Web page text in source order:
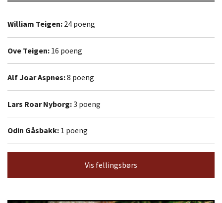
William Teigen: 24 poeng
Ove Teigen: 16 poeng
Alf Joar Aspnes:8 poeng
Lars Roar Nyborg:3 poeng
Odin Gåsbakk: 1 poeng
Vis fellingsbørs